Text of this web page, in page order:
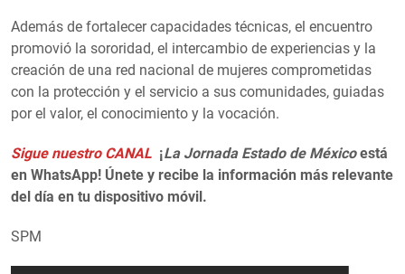
Además de fortalecer capacidades técnicas, el encuentro
promovió la sororidad, el intercambio de experiencias y la
creación de una red nacional de mujeres comprometidas
con la protección y el servicio a sus comunidades, guiadas
por el valor, el conocimiento y la vocación.
Sigue nuestro CANAL ¡La Jornada Estado de Méxicoestá
en WhatsApp! Únete y recibe la información más relevante
del día en tu dispositivo móvil.
SPM